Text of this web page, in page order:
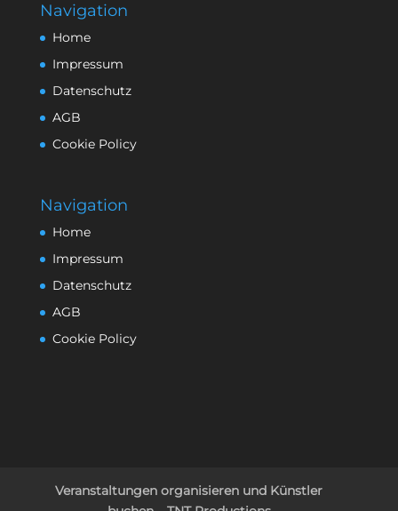
Navigation
Home
Impressum
Datenschutz
AGB
Cookie Policy
Navigation
Home
Impressum
Datenschutz
AGB
Cookie Policy
Veranstaltungen organisieren und Künstler